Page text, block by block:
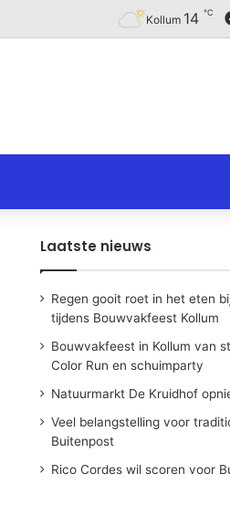
Kollum 14 ℃
Laatste nieuws
Regen gooit roet in het eten
tijdens Bouwvakfeest Kollum
Bouwvakfeest in Kollum van
Color Run en schuimparty
Natuurmarkt De Kruidhof
Veel belangstelling voor
Buitenpost
Rico Cordes wil scoren voor